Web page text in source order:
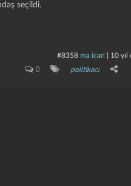
seçildi.
#8358 ma icari 10 yıl
0 politikacı